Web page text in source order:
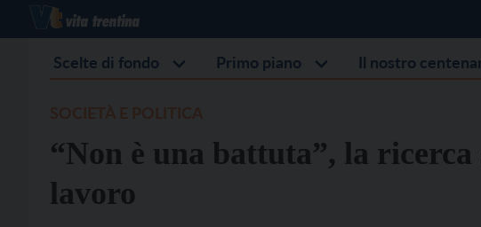
Scelte di fondo Primo piano Il nostro
“Non è una battuta”, la ricerca
lavoro